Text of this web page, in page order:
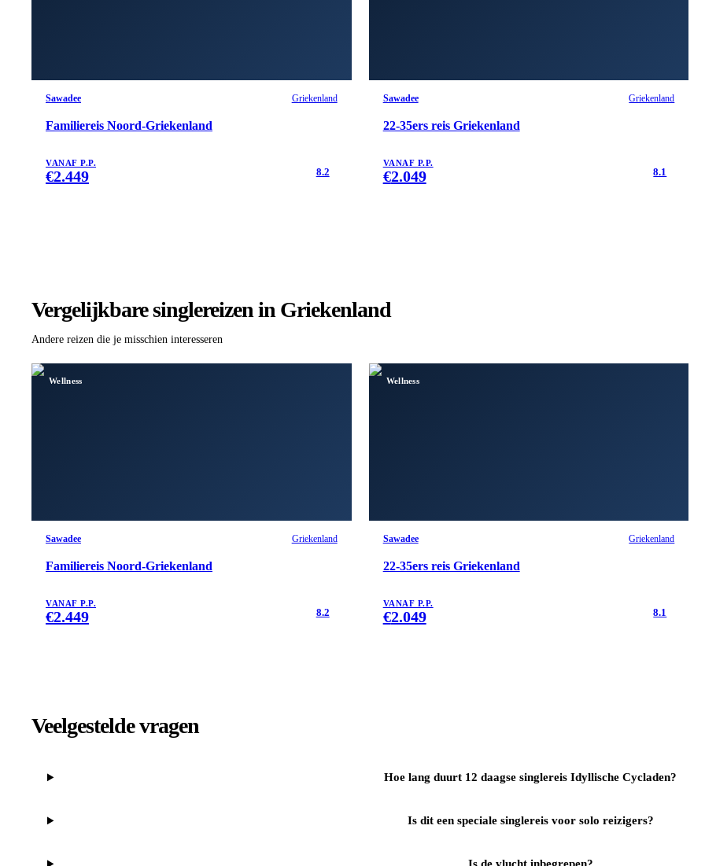
Sawadee Griekenland
Familiereis Noord-Griekenland
VANAF P.P.
€2.449 8.2
Sawadee Griekenland
22-35ers reis Griekenland
VANAF P.P.
€2.049 8.1
Vergelijkbare singlereizen in Griekenland
Andere reizen die je misschien interesseren
Wellness
Sawadee Griekenland
Familiereis Noord-Griekenland
VANAF P.P.
€2.449 8.2
Wellness
Sawadee Griekenland
22-35ers reis Griekenland
VANAF P.P.
€2.049 8.1
Veelgestelde vragen
Hoe lang duurt 12 daagse singlereis Idyllische Cycladen?
Is dit een speciale singlereis voor solo reizigers?